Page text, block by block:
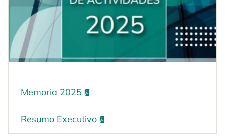
Memoria 2025
Resumo Executivo